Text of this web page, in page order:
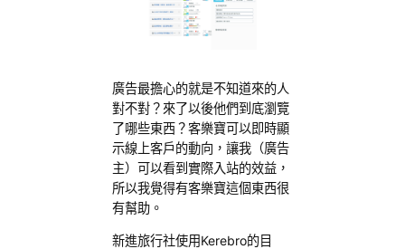
廣告最擔心的就是不知道來的人
對不對？來了以後他們到底瀏覽
了哪些東西？客樂寶可以即時顯
示線上客戶的動向，讓我（廣告
主）可以看到實際入站的效益，
所以我覺得有客樂寶這個東西很
有幫助。
新進旅行社使用Kerebro的目